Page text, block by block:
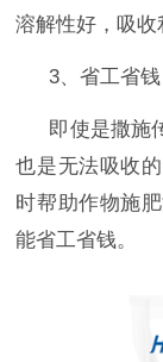
溶解性好，吸收
3、省工省钱
即使是撒施
也是无法吸收
时帮助作物施
能省工省钱。